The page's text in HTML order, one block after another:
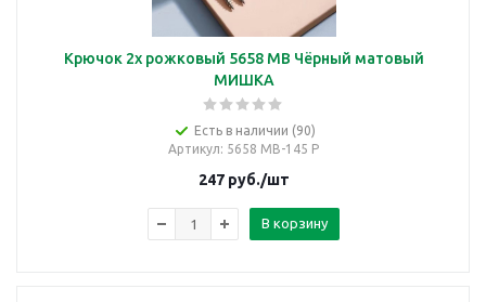
Крючок 2х рожковый 5658 МВ Чёрный матовый
МИШКА
Есть в наличии (90)
Артикул: 5658 МВ-145 Р
247руб./шт
В корзину